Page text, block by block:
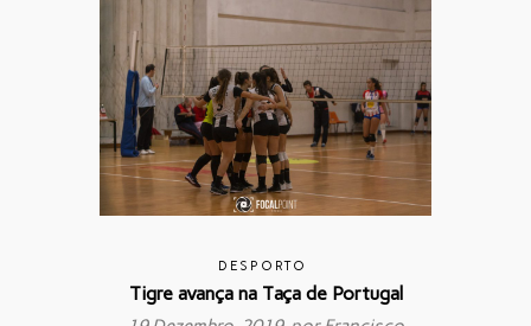
DESPORTO
Tigre avança na Taça de Portugal